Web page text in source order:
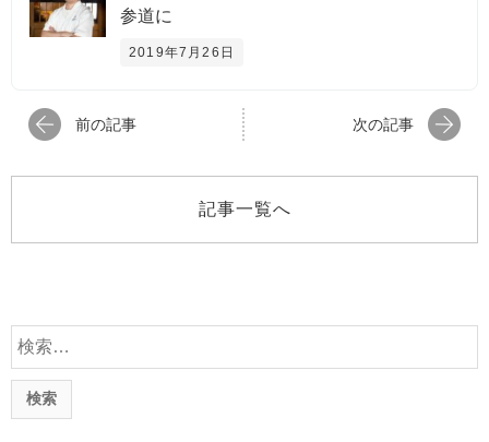
参道に
2019年7月26日
前の記事 次の記事
記事一覧へ
検
索
: